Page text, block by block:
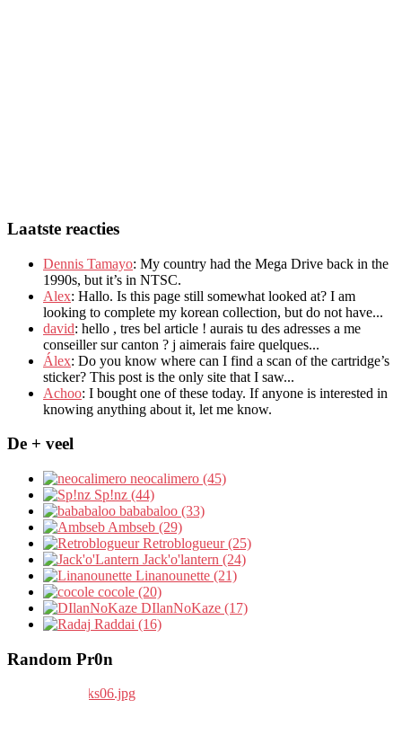
Laatste reacties
Dennis Tamayo: My country had the Mega Drive back in the
1990s, but it’s in NTSC.
Alex: Hallo. Is this page still somewhat looked at? I am
looking to complete my korean collection, but do not have...
david: hello , tres bel article ! aurais tu des adresses a me
conseiller sur canton ? j aimerais faire quelques...
Álex: Do you know where can I find a scan of the cartridge’s
sticker? This post is the only site that I saw...
Achoo: I bought one of these today. If anyone is interested in
knowing anything about it, let me know.
De + veel
neocalimero (45)
Sp!nz (44)
bababaloo (33)
Ambseb (29)
Retroblogueur (25)
Jack'o'lantern (24)
Linanounette (21)
cocole (20)
DIlanNoKaze (17)
Raddai (16)
Random Pr0n